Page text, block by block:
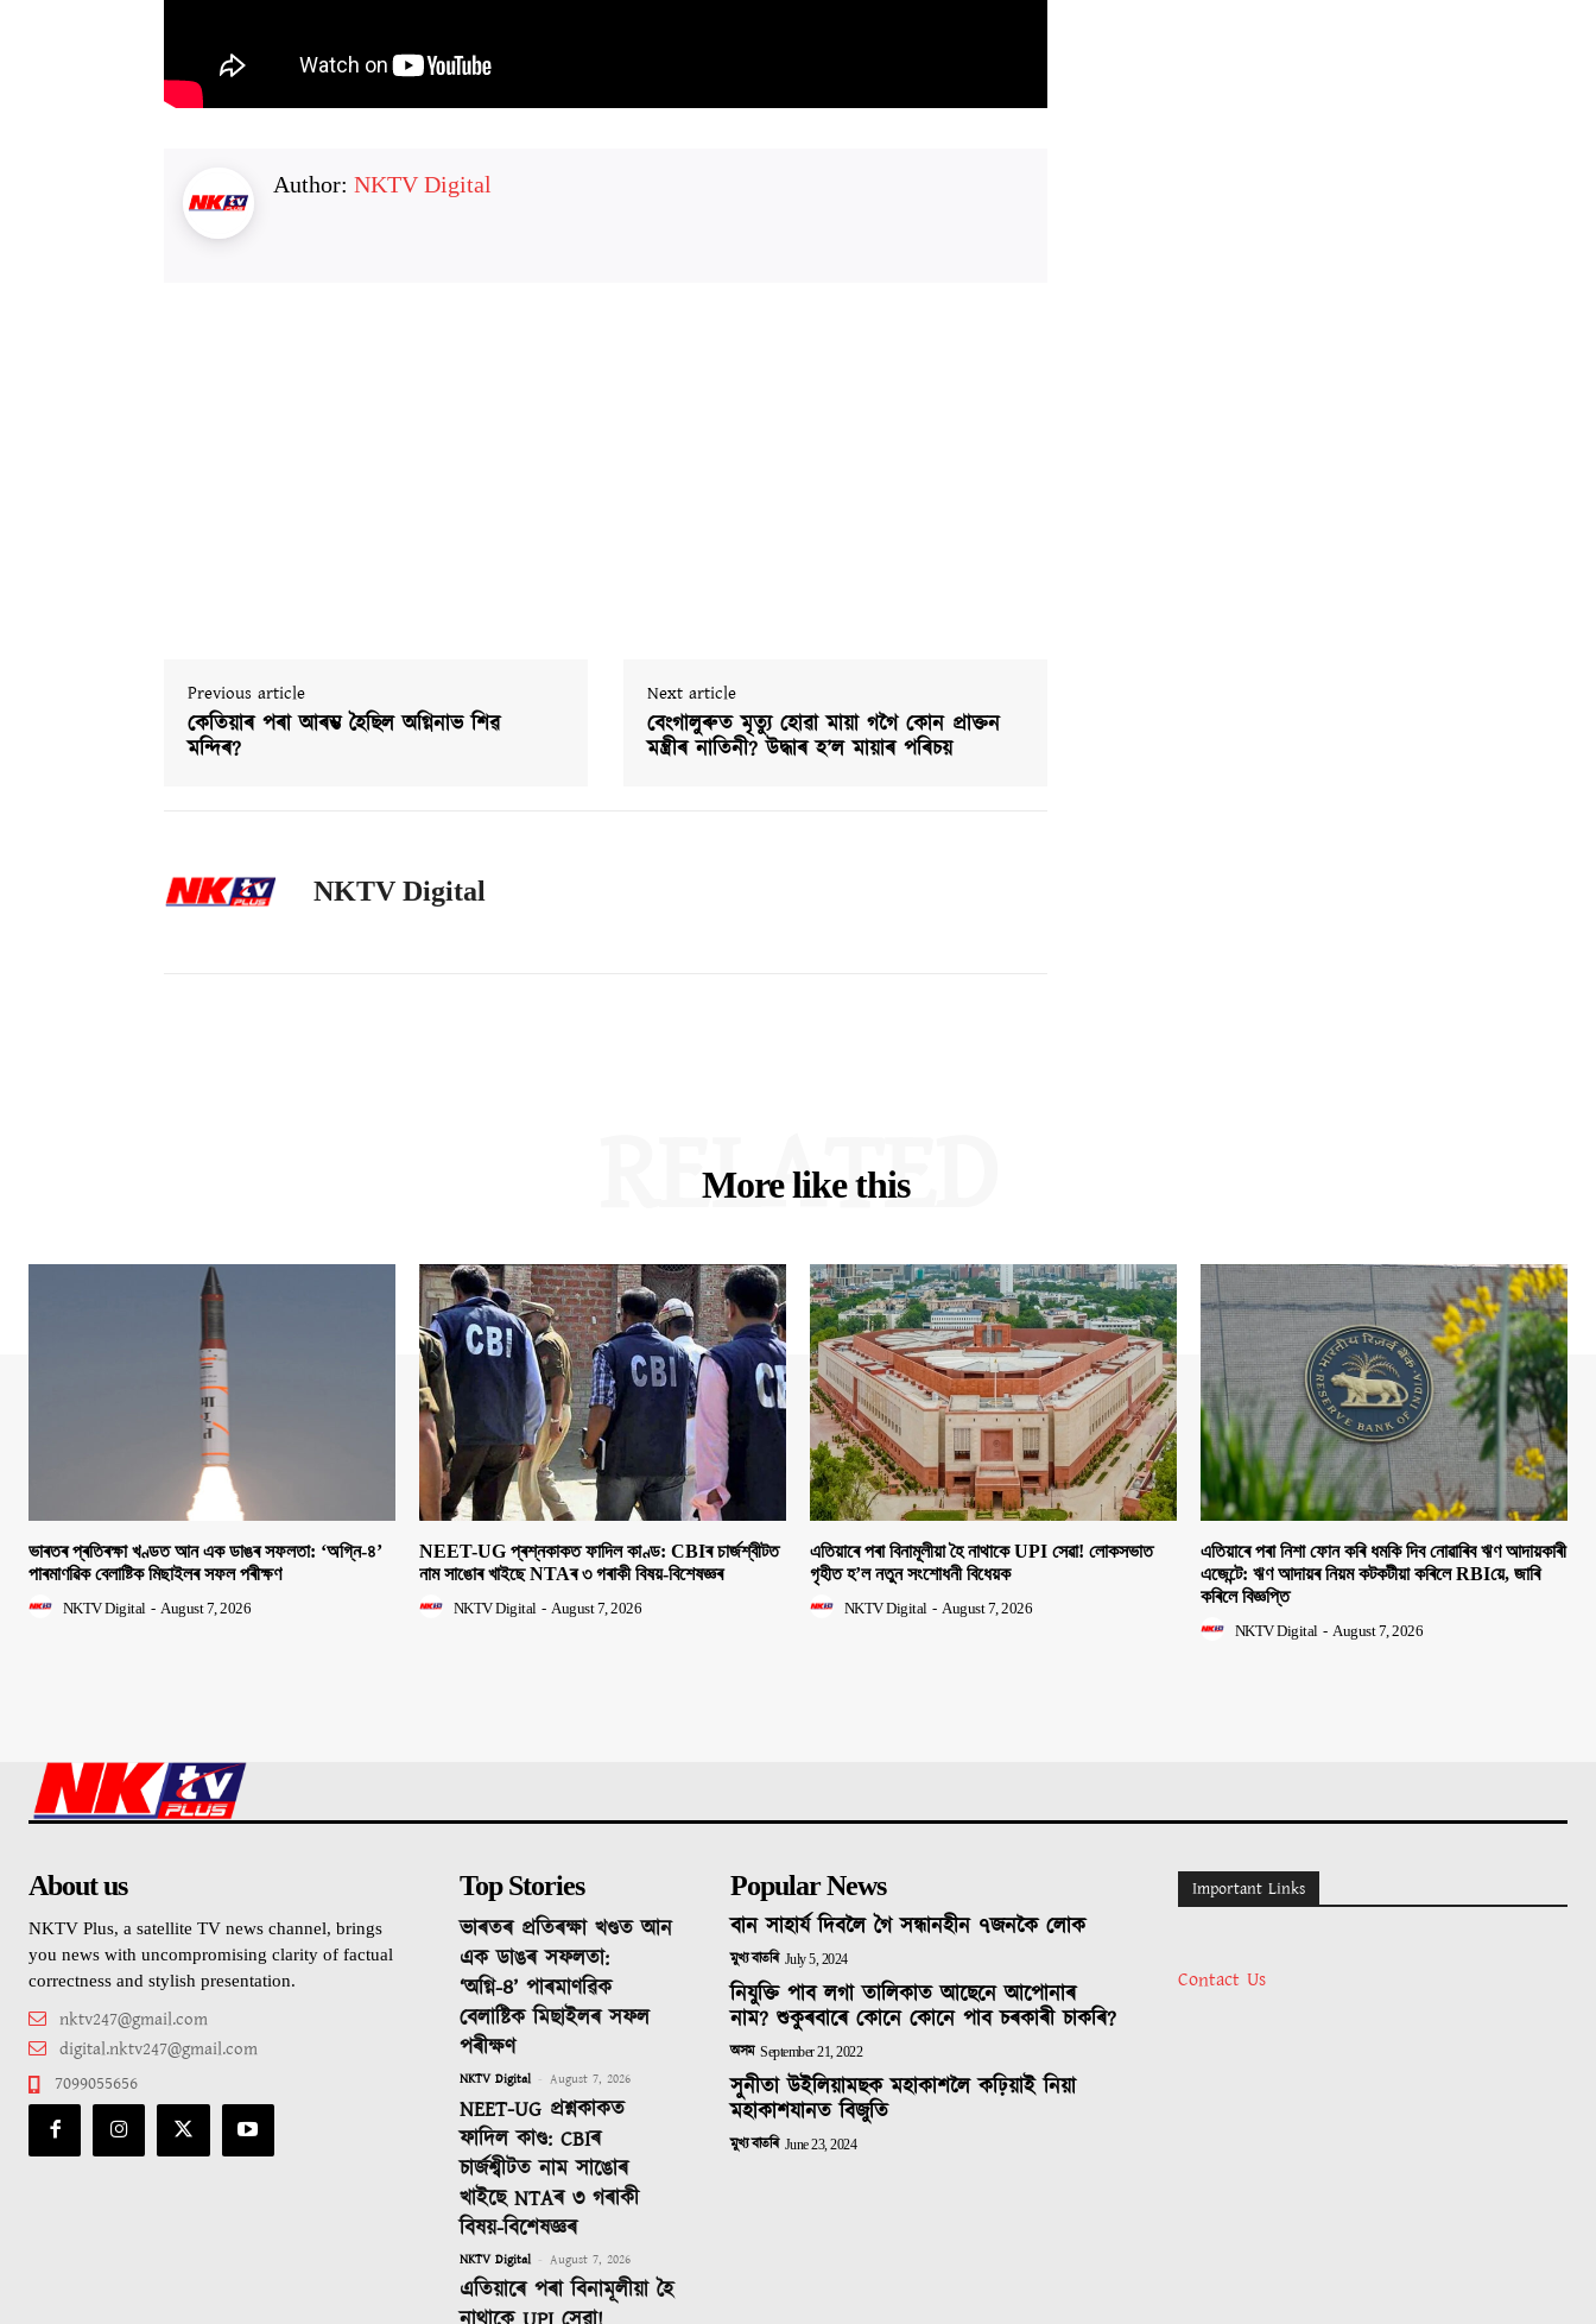
Author: NKTV Digital
Previous article
কেতিয়াৰ পৰা আৰম্ভ হৈছিল অগ্নিনাভ শিৱ
মন্দিৰ?
Next article
বেংগালুৰুত মৃত্যু হোৱা মায়া গগৈ কোন প্ৰাক্তন
মন্ত্ৰীৰ নাতিনী? উদ্ধাৰ হ’ল মায়াৰ পৰিচয়
NKTV Digital
More like this
RELATED
ভাৰতৰ প্ৰতিৰক্ষা খণ্ডত আন এক ডাঙৰ সফলতা: ‘অগ্নি-৪’
পাৰমাণৱিক বেলাষ্টিক মিছাইলৰ সফল পৰীক্ষণ
NKTV Digital - August 7, 2026
NEET-UG প্ৰশ্নকাকত ফাদিল কাণ্ড: CBIৰ চাৰ্জশ্বীটত
নাম সাঙোৰ খাইছে NTAৰ ৩ গৰাকী বিষয়-বিশেষজ্ঞৰ
NKTV Digital - August 7, 2026
এতিয়াৰে পৰা বিনামূলীয়া হৈ নাথাকে UPI সেৱা! লোকসভাত
গৃহীত হ’ল নতুন সংশোধনী বিধেয়ক
NKTV Digital - August 7, 2026
এতিয়াৰে পৰা নিশা ফোন কৰি ধমকি দিব নোৱাৰিব ঋণ আদায়কাৰী
এজেন্টে: ঋণ আদায়ৰ নিয়ম কটকটীয়া কৰিলে RBIয়ে, জাৰি
কৰিলে বিজ্ঞপ্তি
NKTV Digital - August 7, 2026
About us
NKTV Plus, a satellite TV news channel, brings
you news with uncompromising clarity of factual
correctness and stylish presentation.
nktv247@gmail.com
digital.nktv247@gmail.com
7099055656
Top Stories
ভাৰতৰ প্ৰতিৰক্ষা খণ্ডত আন
এক ডাঙৰ সফলতা:
‘অগ্নি-৪’ পাৰমাণৱিক
বেলাষ্টিক মিছাইলৰ সফল
পৰীক্ষণ
NKTV Digital - August 7, 2026
NEET-UG প্ৰশ্নকাকত
ফাদিল কাণ্ড: CBIৰ
চাৰ্জশ্বীটত নাম সাঙোৰ
খাইছে NTAৰ ৩ গৰাকী
বিষয়-বিশেষজ্ঞৰ
NKTV Digital - August 7, 2026
এতিয়াৰে পৰা বিনামূলীয়া হৈ
Popular News
বান সাহাৰ্য দিবলৈ গৈ সন্ধানহীন ৭জনকৈ লোক
মুখ্য বাতৰি July 5, 2024
নিযুক্তি পাব লগা তালিকাত আছেনে আপোনাৰ
নাম? শুকুৰবাৰে কোনে কোনে পাব চৰকাৰী চাকৰি?
অসম September 21, 2022
সুনীতা উইলিয়ামছক মহাকাশলৈ কঢ়িয়াই নিয়া
মহাকাশযানত বিজুতি
মুখ্য বাতৰি June 23, 2024
Important Links
Contact Us